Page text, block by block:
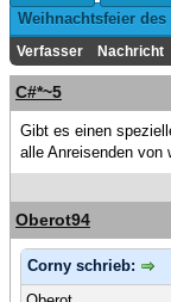
Weihnachtsfeier
Verfasser Nachricht
C#*~5
Gibt es einen
alle Anreisenden von
Oberot94
Corny schrieb: